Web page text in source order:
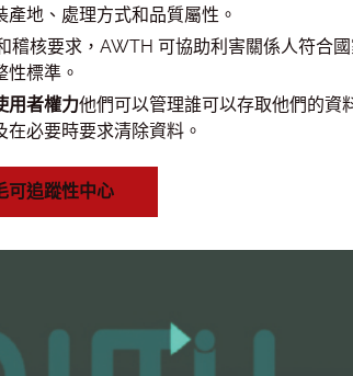
地、處理方式和品質屬性。
稽核要求，AWTH 可協助利害關係人符合
標準。
用者權力他們可以管理誰可以存取他們的資
必要時要求清除資料。
可追蹤性中心